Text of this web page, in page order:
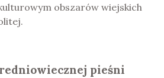
obszarów wiejskich
pieśni